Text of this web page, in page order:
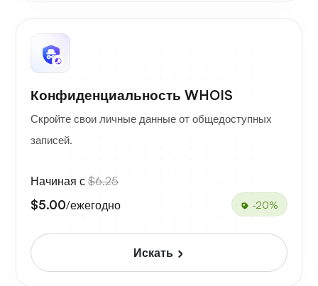
Конфиденциальность WHOIS
Скройте свои личные данные от общедоступных
записей.
Начиная с $6.25
$5.00/ежегодно -20%
Искать